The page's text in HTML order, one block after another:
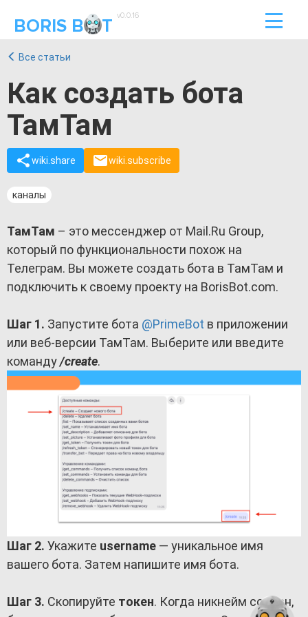
BORIS B T v0.0.16
Все статьи
Как создать бота
ТамТам
wiki.share wiki.subscribe
каналы
ТамТам – это мессенджер от Mail.Ru Group,
который по функциональности похож на
Телеграм. Вы можете создать бота в ТамТам и
подключить к своему проекту на BorisBot.com.
Шаг 1. Запустите бота @PrimeBot в приложении
или веб-версии ТамТам. Выберите или введите
команду/create.
Шаг 2. Укажите username — уникальное имя
вашего бота. Затем напишите имя бота.
Шаг 3. Скопируйте токен. Когда никнейм создан,